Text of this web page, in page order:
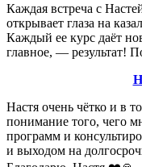
Каждая встреча с
открывает глаза на
Каждый ее курс даёт
главное, — результат!
Настя очень чётко и в
понимание того, чего
программ и
и выходом на